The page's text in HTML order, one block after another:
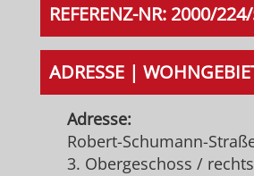
REFERENZ-NR: 2000/
ADRESSE |
Adresse:
Robert-Schumann-
3. Obergeschoss / rechts